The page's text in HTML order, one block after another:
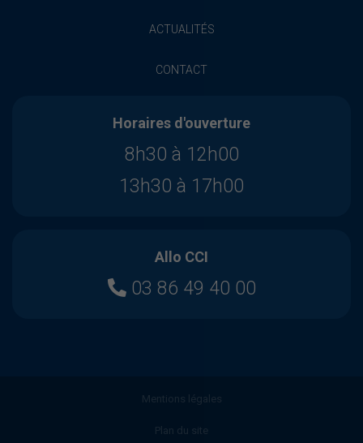
ACTUALITÉS
CONTACT
Horaires d'ouverture
8h30 à 12h00
13h30 à 17h00
Allo CCI
03 86 49 40 00
Mentions légales
Plan du site